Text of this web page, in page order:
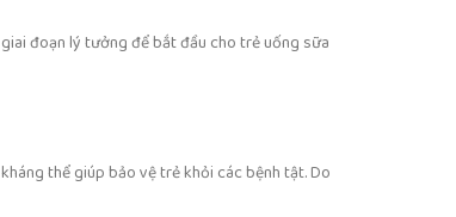
đoạn lý tưởng để bắt đầu cho trẻ uống sữa
thể giúp bảo vệ trẻ khỏi các bệnh tật. Do